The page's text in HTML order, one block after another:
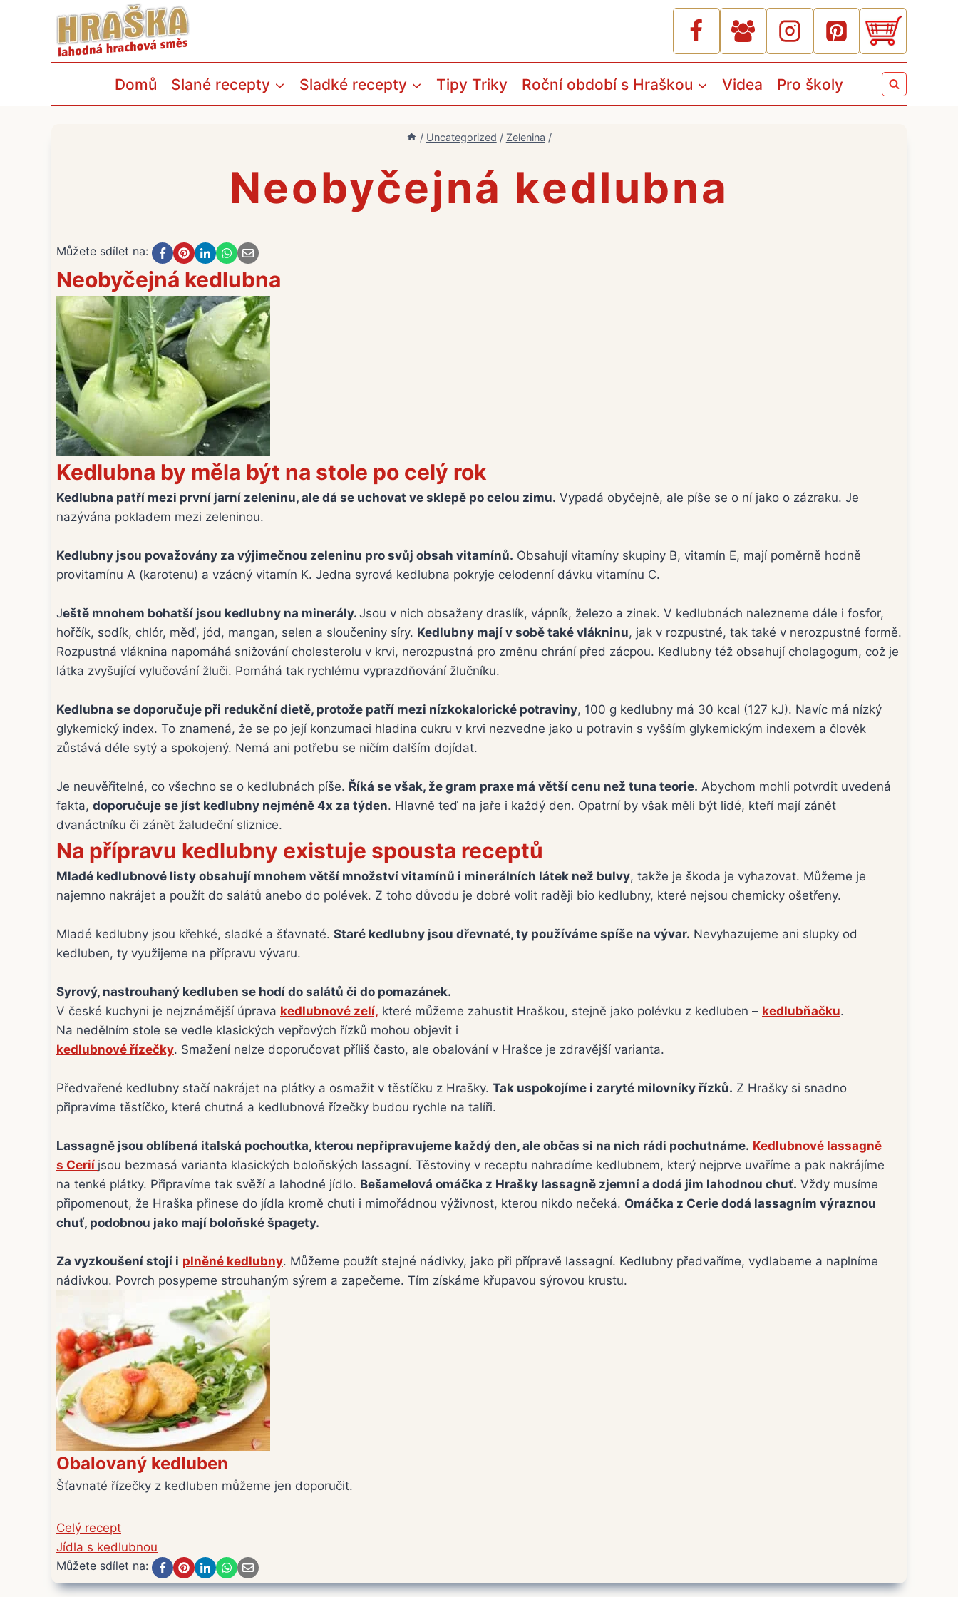
Domů Slané recepty Sladké recepty Tipy Triky Roční období s Hraškou Videa Pro školy
/ Uncategorized / Zelenina /
Neobyčejná kedlubna
Můžete sdílet na:
Neobyčejná kedlubna
Kedlubna by měla být na stole po celý rok
Kedlubna patří mezi první jarní zeleninu, ale dá se uchovat ve sklepě po celou zimu. Vypadá obyčejně, ale píše se o ní jako o zázraku. Je
nazývána pokladem mezi zeleninou.
Kedlubny jsou považovány za výjimečnou zeleninu pro svůj obsah vitamínů. Obsahují vitamíny skupiny B, vitamín E, mají poměrně hodně
provitamínu A (karotenu) a vzácný vitamín K. Jedna syrová kedlubna pokryje celodenní dávku vitamínu C.
Ještě mnohem bohatší jsou kedlubny na minerály. Jsou v nich obsaženy draslík, vápník, železo a zinek. V kedlubnách nalezneme dále i fosfor,
hořčík, sodík, chlór, měď, jód, mangan, selen a sloučeniny síry. Kedlubny mají v sobě také vlákninu, jak v rozpustné, tak také v nerozpustné formě.
Rozpustná vláknina napomáhá snižování cholesterolu v krvi, nerozpustná pro změnu chrání před zácpou. Kedlubny též obsahují cholagogum, což je
látka zvyšující vylučování žluči. Pomáhá tak rychlému vyprazdňování žlučníku.
Kedlubna se doporučuje při redukční dietě, protože patří mezi nízkokalorické potraviny, 100 g kedlubny má 30 kcal (127 kJ). Navíc má nízký
glykemický index. To znamená, že se po její konzumaci hladina cukru v krvi nezvedne jako u potravin s vyšším glykemickým indexem a člověk
zůstává déle sytý a spokojený. Nemá ani potřebu se ničím dalším dojídat.
Je neuvěřitelné, co všechno se o kedlubnách píše. Říká se však, že gram praxe má větší cenu než tuna teorie. Abychom mohli potvrdit uvedená
fakta, doporučuje se jíst kedlubny nejméně 4x za týden. Hlavně teď na jaře i každý den. Opatrní by však měli být lidé, kteří mají zánět
dvanáctníku či zánět žaludeční sliznice.
Na přípravu kedlubny existuje spousta receptů
Mladé kedlubnové listy obsahují mnohem větší množství vitamínů i minerálních látek než bulvy, takže je škoda je vyhazovat. Můžeme je
najemno nakrájet a použít do salátů anebo do polévek. Z toho důvodu je dobré volit raději bio kedlubny, které nejsou chemicky ošetřeny.
Mladé kedlubny jsou křehké, sladké a šťavnaté. Staré kedlubny jsou dřevnaté, ty používáme spíše na vývar. Nevyhazujeme ani slupky od
kedluben, ty využijeme na přípravu vývaru.
Syrový, nastrouhaný kedluben se hodí do salátů či do pomazánek.
V české kuchyni je nejznámější úprava kedlubnové zelí, které můžeme zahustit Hraškou, stejně jako polévku z kedluben – kedlubňačku.
Na nedělním stole se vedle klasických vepřových řízků mohou objevit i
kedlubnové řízečky. Smažení nelze doporučovat příliš často, ale obalování v Hrašce je zdravější varianta.
Předvařené kedlubny stačí nakrájet na plátky a osmažit v těstíčku z Hrašky. Tak uspokojíme i zaryté milovníky řízků. Z Hrašky si snadno
připravíme těstíčko, které chutná a kedlubnové řízečky budou rychle na talíři.
Lassagně jsou oblíbená italská pochoutka, kterou nepřipravujeme každý den, ale občas si na nich rádi pochutnáme. Kedlubnové lassagně
s Cerií jsou bezmasá varianta klasických boloňských lassagní. Těstoviny v receptu nahradíme kedlubnem, který nejprve uvaříme a pak nakrájíme
na tenké plátky. Připravíme tak svěží a lahodné jídlo. Bešamelová omáčka z Hrašky lassagně zjemní a dodá jim lahodnou chuť. Vždy musíme
připomenout, že Hraška přinese do jídla kromě chuti i mimořádnou výživnost, kterou nikdo nečeká. Omáčka z Cerie dodá lassagním výraznou
chuť, podobnou jako mají boloňské špagety.
Za vyzkoušení stojí i plněné kedlubny. Můžeme použít stejné nádivky, jako při přípravě lassagní. Kedlubny předvaříme, vydlabeme a naplníme
nádivkou. Povrch posypeme strouhaným sýrem a zapečeme. Tím získáme křupavou sýrovou krustu.
Obalovaný kedluben
Šťavnaté řízečky z kedluben můžeme jen doporučit.
Celý recept
Jídla s kedlubnou
Můžete sdílet na: